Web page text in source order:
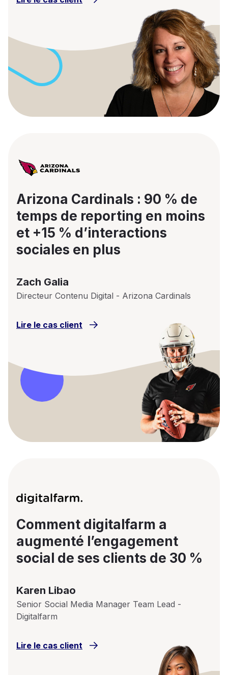
Arizona Cardinals : 90 % de
temps de reporting en moins
et +15 % d’interactions
sociales en plus
Zach Galia
Directeur Contenu Digital - Arizona Cardinals
Lire le cas client
Comment digitalfarm a
augmenté l’engagement
social de ses clients de 30 %
Karen Libao
Senior Social Media Manager Team Lead -
Digitalfarm
Lire le cas client